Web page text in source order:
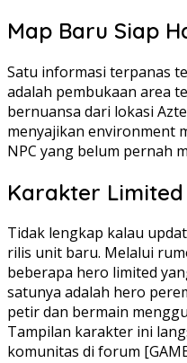
Map Baru Siap
Satu informasi terpanas
adalah pembukaan area
bernuansa dari lokasi
menyajikan environment
NPC yang belum pernah
Karakter
Tidak lengkap kalau
rilis unit baru. Melalui
beberapa hero limited
satunya adalah hero
petir dan bermain
Tampilan karakter ini
komunitas di forum